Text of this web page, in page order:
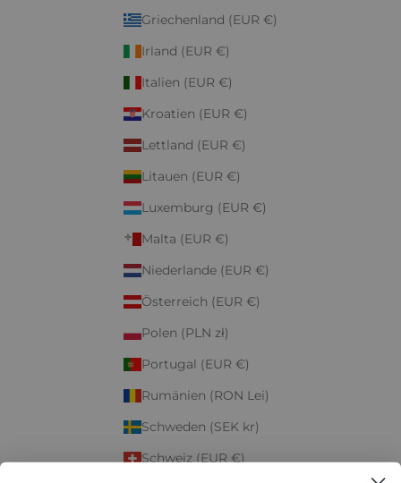
Griechenland (EUR €)
Irland (EUR €)
Italien (EUR €)
Kroatien (EUR €)
Lettland (EUR €)
Litauen (EUR €)
Luxemburg (EUR €)
Malta (EUR €)
Niederlande (EUR €)
Österreich (EUR €)
Polen (PLN zł)
Portugal (EUR €)
Rumänien (RON Lei)
Schweden (SEK kr)
Schweiz (EUR €)